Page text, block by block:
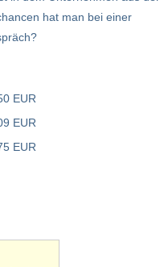
hat man bei einer
EUR
EUR
EUR